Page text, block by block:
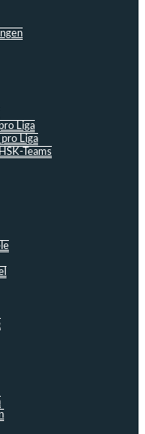
Liga
Liga
Teams